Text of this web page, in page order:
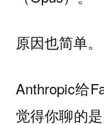
原因也简单。
Anthropic给
觉得你聊的